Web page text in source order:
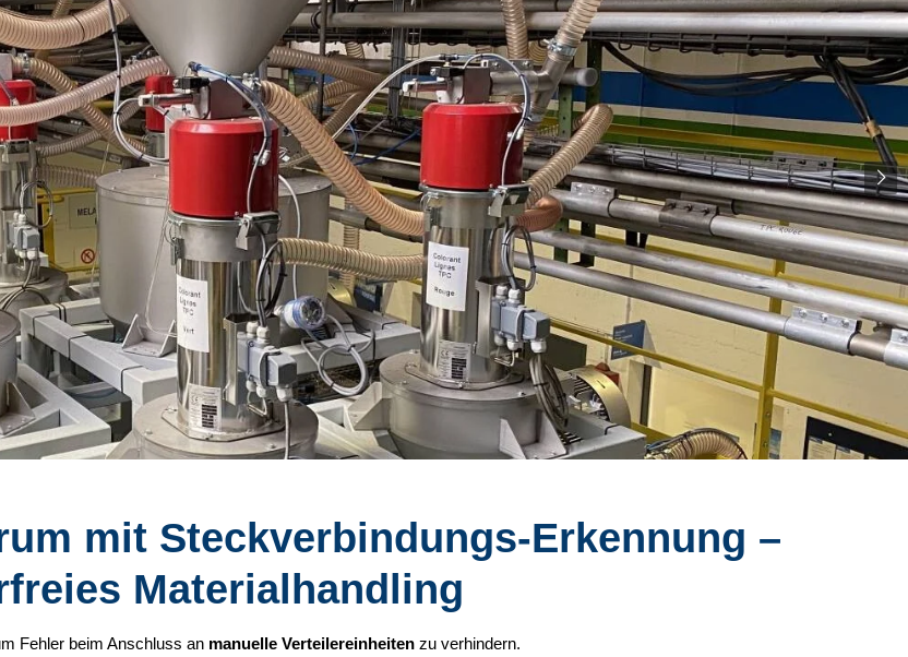
mit Steckverbindungs-Erkennung –
Materialhandling
Fehler beim Anschluss an manuelle Verteilereinheiten zu verhindern.